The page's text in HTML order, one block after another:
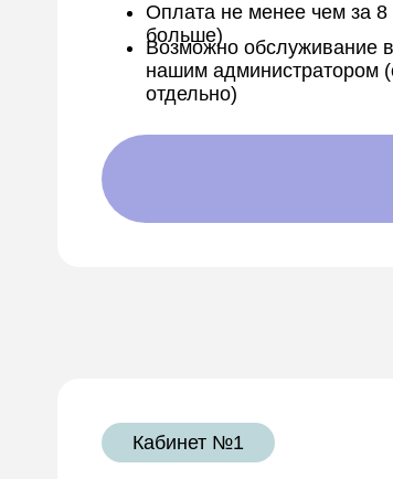
Оплата не менее чем за
больше)
Возможно обслуживание
нашим администратором
отдельно)
Кабинет №1